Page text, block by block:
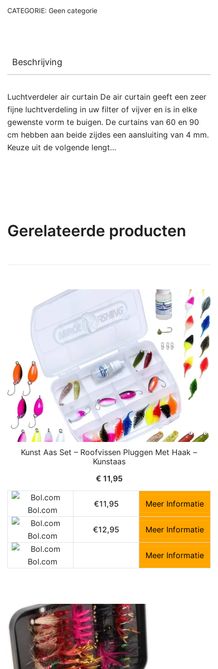
CATEGORIE: Geen categorie
Beschrijving
Luchtverdeler air curtain De air curtain geeft een zeer
fijne luchtverdeling in uw filter of vijver en is in elke
gewenste vorm te buigen. De curtains van 60 en 90
cm hebben aan beide zijdes een aansluiting van 4 mm.
Keuze uit de volgende lengt…
Gerelateerde producten
Kunst Aas Set – Roofvissen Pluggen Met Haak –
Kunstaas
€ 11,95
Bol.com
€11,95 Meer Informatie
Bol.com
€12,95 Meer Informatie
Bol.com
Meer Informatie